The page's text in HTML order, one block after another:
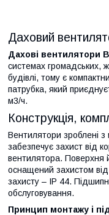
Даховий
Дахові вентилятори
системах громадських,
будівлі, тому є
патрубка, який
м3/ч.
Конструкція,
Вентилятори зроблені
забезпечує захист від
вентилятора. Поверхня
оснащений захистом
захисту – IP 44.
обслуговування.
Принцип монтажу і